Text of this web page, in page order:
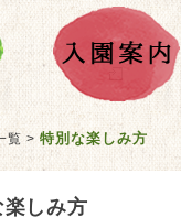
覧 > 特別な楽しみ方
楽しみ方